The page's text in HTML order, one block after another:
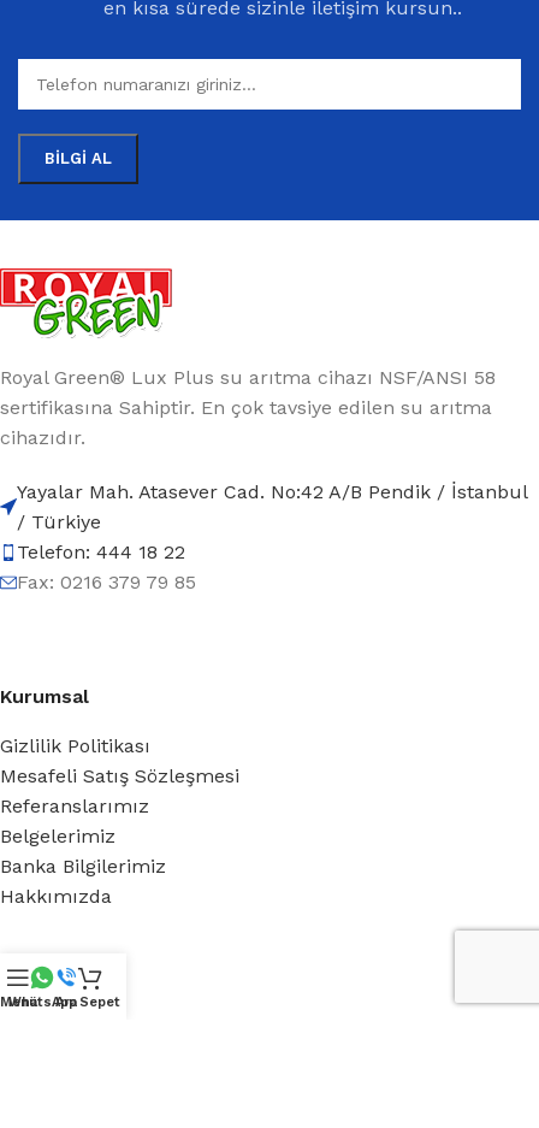
en kısa sürede sizinle iletişim kursun..
Royal Green® Lux Plus su arıtma cihazı NSF/ANSI 58
sertifikasına Sahiptir. En çok tavsiye edilen su arıtma
cihazıdır.
Yayalar Mah. Atasever Cad. No:42 A/B Pendik / İstanbul
/ Türkiye
Telefon: 444 18 22
Fax: 0216 379 79 85
Kurumsal
Gizlilik Politikası
Mesafeli Satış Sözleşmesi
Referanslarımız
Belgelerimiz
Banka Bilgilerimiz
Hakkımızda
Royal Green
Menü
WhatsApp
AraSepet